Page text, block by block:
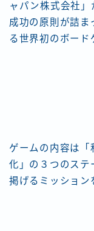
ャパン株式会社」
成功の原則が詰ま
る世界初のボード
ゲームの内容は「
化」の３つのステ
掲げるミッション